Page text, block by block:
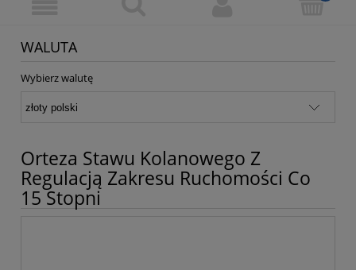
WALUTA
Wybierz walutę
Orteza Stawu Kolanowego Z
Regulacją Zakresu Ruchomości Co
15 Stopni